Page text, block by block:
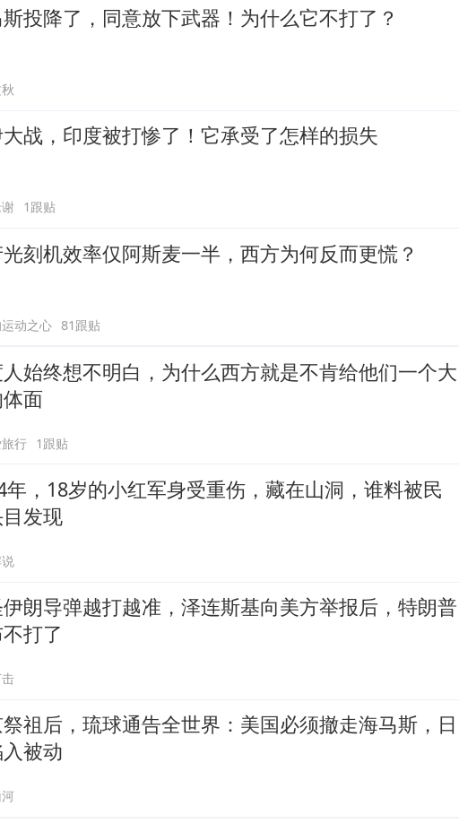
投降了，同意放下武器！为什么它不打了？
战，印度被打惨了！它承受了怎样的损失
1跟贴
刻机效率仅阿斯麦一半，西方为何反而更慌？
动之心 81跟贴
始终想不明白，为什么西方就是不肯给他们一个大
面
行 1跟贴
年，18岁的小红军身受重伤，藏在山洞，谁料被民
发现
朗导弹越打越准，泽连斯基向美方举报后，特朗普
打了
祖后，琉球通告全世界：美国必须撤走海马斯，日
被动